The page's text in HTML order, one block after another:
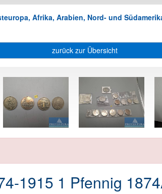
Afrika, Arabien, Nord- und
zurück zur Übersicht
1915 1 Pfennig